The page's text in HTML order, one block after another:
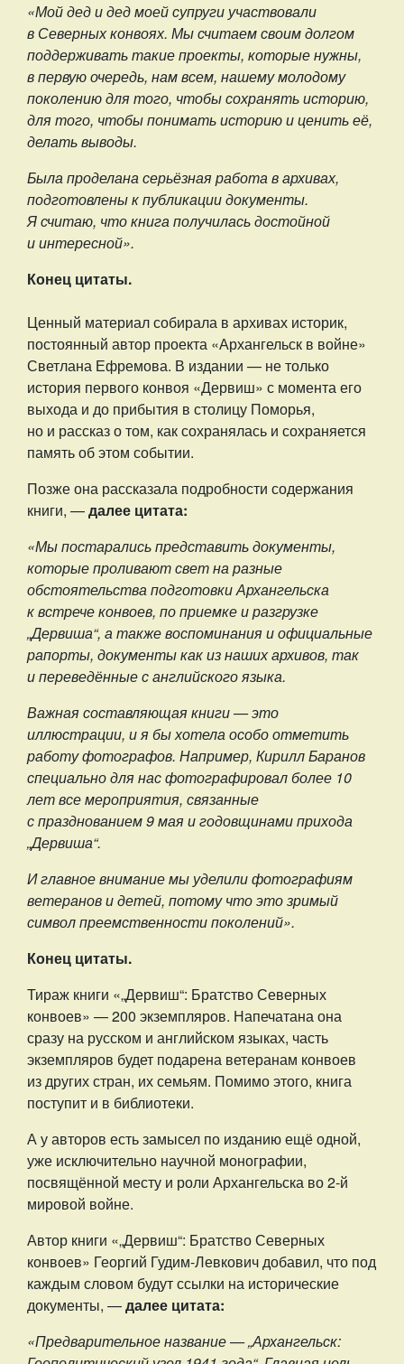
«Мой дед и дед моей супруги участвовали
в Северных конвоях. Мы считаем своим долгом
поддерживать такие проекты, которые нужны,
в первую очередь, нам всем, нашему молодому
поколению для того, чтобы сохранять историю,
для того, чтобы понимать историю и ценить её,
делать выводы.
Была проделана серьёзная работа в архивах,
подготовлены к публикации документы.
Я считаю, что книга получилась достойной
и интересной».
Конец цитаты.
Ценный материал собирала в архивах историк,
постоянный автор проекта «Архангельск в войне»
Светлана Ефремова. В издании — не только
история первого конвоя «Дервиш» с момента его
выхода и до прибытия в столицу Поморья,
но и рассказ о том, как сохранялась и сохраняется
память об этом событии.
Позже она рассказала подробности содержания
книги, —далее цитата:
«Мы постарались представить документы,
которые проливают свет на разные
обстоятельства подготовки Архангельска
к встрече конвоев, по приемке и разгрузке
„Дервиша“, а также воспоминания и официальные
рапорты, документы как из наших архивов, так
и переведённые с английского языка.
Важная составляющая книги — это
иллюстрации, и я бы хотела особо отметить
работу фотографов. Например, Кирилл Баранов
специально для нас фотографировал более 10
лет все мероприятия, связанные
с празднованием 9 мая и годовщинами прихода
„Дервиша“.
И главное внимание мы уделили фотографиям
ветеранов и детей, потому что это зримый
символ преемственности поколений».
Конец цитаты.
Тираж книги «„Дервиш“: Братство Северных
конвоев» — 200 экземпляров. Напечатана она
сразу на русском и английском языках, часть
экземпляров будет подарена ветеранам конвоев
из других стран, их семьям. Помимо этого, книга
поступит и в библиотеки.
А у авторов есть замысел по изданию ещё одной,
уже исключительно научной монографии,
посвящённой месту и роли Архангельска во 2-й
мировой войне.
Автор книги «„Дервиш“: Братство Северных
конвоев» Георгий Гудим-Левкович добавил, что под
каждым словом будут ссылки на исторические
документы, —далее цитата:
«Предварительное название — „Архангельск: